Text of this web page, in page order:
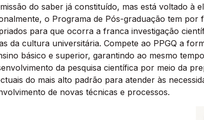
do saber já constituído, mas está voltado à
o Programa de Pós-graduação tem
para que ocorra a franca investigação
da cultura universitária. Compete ao PPGQ a
básico e superior, garantindo ao mesmo
da pesquisa científica por meio da
do mais alto padrão para atender às
de novas técnicas e processos.